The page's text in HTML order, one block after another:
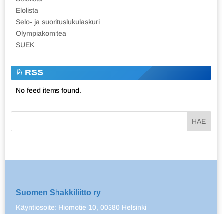
Elolista
Selo- ja suorituslukulaskuri
Olympiakomitea
SUEK
RSS
No feed items found.
Suomen Shakkiliitto ry
Käyntiosoite: Hiomotie 10, 00380 Helsinki